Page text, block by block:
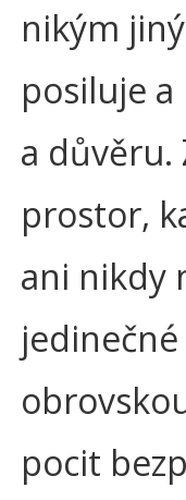
nikým
posiluje
a důvěru.
prostor,
ani nikdy
pocit